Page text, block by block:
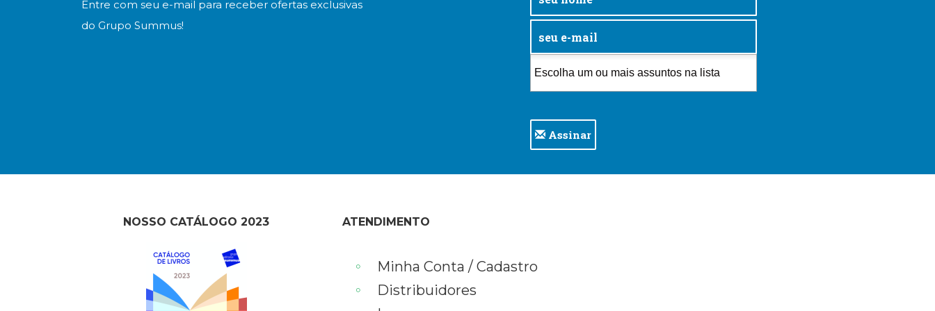
Entre com seu e-mail para receber ofertas exclusivas
do Grupo Summus!
Assinar
NOSSO CATÁLOGO 2023 ATENDIMENTO
Minha Conta / Cadastro
Distribuidores